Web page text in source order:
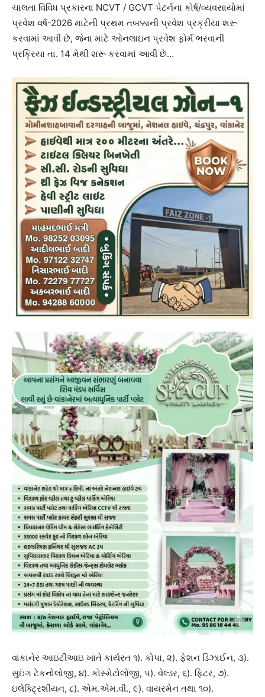
ચાલતા વિવિધ પ્રકારના NCVT / GCVT પેટર્નના કોર્ષ/વ્યવસાયોમાં
પ્રવેશ વર્ષ-2026 માટેની પ્રથમ તબક્કાની પ્રવેશ પ્રક્રીયા શરૂ
કરવામાં આવી છે, જેના માટે ઓનલાઇન પ્રવેશ ફોર્મ ભરવાની
પ્રક્રિયા તા. 14 મેથી શરૂ કરવામાં આવી છે…
વાંકાનેર આઇટીઆઇ ખાતે કાર્યરત ૧). કોપા, ૨). ફેશન ડિઝાઈન, ૩).
સુઇંગ ટેકનોલોજી, ૪). કોસ્મેટોલોજી, ૫). વેલ્ડર, ૬). ફિટર, ૭).
ઇલેક્ટ્રિશીયન, ૮). એમ.એમ.વી., ૯). વાયરમેન તથા ૧૦).